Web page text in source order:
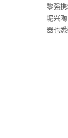
黎强
坭兴
器也悉